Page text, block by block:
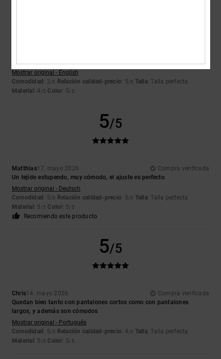
Mostrar original - English
Comodidad : 2/5 Relación calidad-precio: 5/5 Talla: Talla perfecta
Material : 4 /5 Color: 5/5
5/5
Matthias17. mayo 2026
Compra verificada
Un tejido estupendo, muy cómodo, el ajuste es perfecto
Mostrar original - Deutsch
Comodidad : 5/5 Relación calidad-precio: 5/5 Talla: Talla perfecta
Material : 5 /5 Color: 5/5
Recomiendo este producto
5/5
Chris14. mayo 2026
Compra verificada
Quedan bien tanto con pantalones cortos como con pantalones
largos, y además son cómodos
Mostrar original - Português
Comodidad : 5/5 Relación calidad-precio: 4/5 Talla: Talla perfecta
Material : 5 /5 Color: 5/5